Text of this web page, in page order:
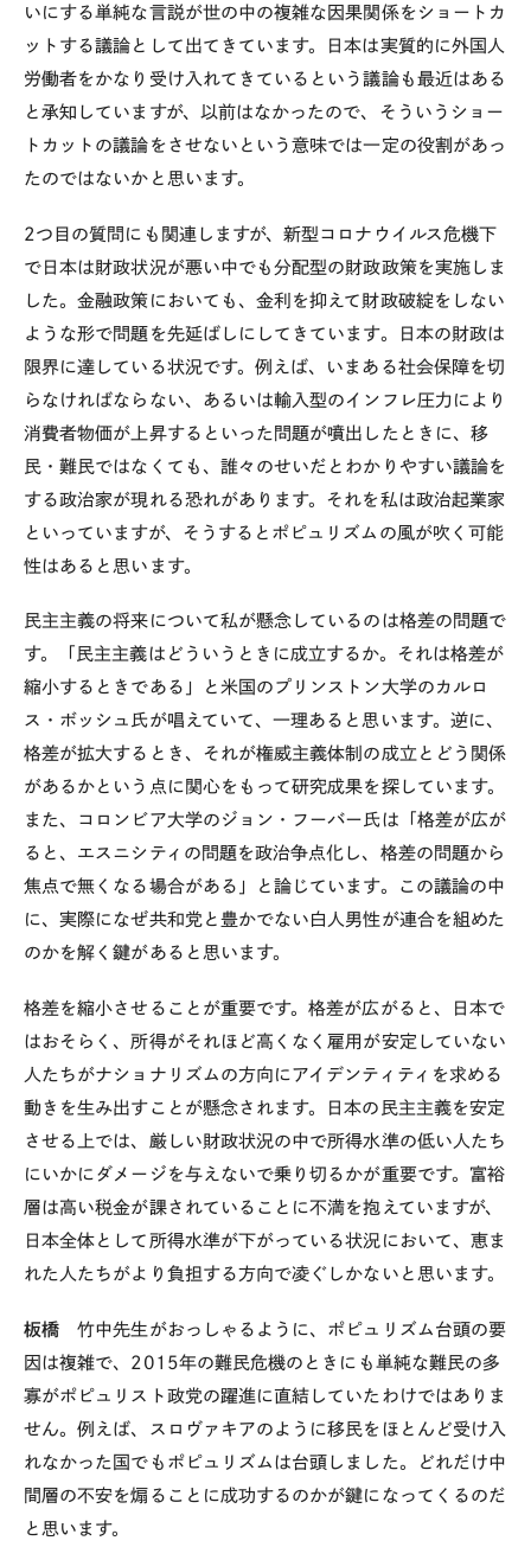
いにする単純な言説が世の中の複雑な因果関係をショートカ
ットする議論として出てきています。日本は実質的に外国人
労働者をかなり受け入れてきているという議論も最近はある
と承知していますが、以前はなかったので、そういうショー
トカットの議論をさせないという意味では一定の役割があっ
たのではないかと思います。
2 つ目の質問にも関連しますが、新型コロナウイルス危機下
で日本は財政状況が悪い中でも分配型の財政政策を実施しま
した。金融政策においても、金利を抑えて財政破綻をしない
ような形で問題を先延ばしにしてきています。日本の財政は
限界に達している状況です。例えば、いまある社会保障を切
らなければならない、あるいは輸入型のインフレ圧力により
消費者物価が上昇するといった問題が噴出したときに、移
民・難民ではなくても、誰々のせいだとわかりやすい議論を
する政治家が現れる恐れがあります。それを私は政治起業家
といっていますが、そうするとポピュリズムの風が吹く可能
性はあると思います。
民主主義の将来について私が懸念しているのは格差の問題で
す。「民主主義はどういうときに成立するか。それは格差が
縮小するときである」と米国のプリンストン大学のカルロ
ス・ボッシュ氏が唱えていて、一理あると思います。逆に、
格差が拡大するとき、それが権威主義体制の成立とどう関係
があるかという点に関心をもって研究成果を探しています。
また、コロンビア大学のジョン・フーバー氏は「格差が広が
ると、エスニシティの問題を政治争点化し、格差の問題から
焦点で無くなる場合がある」と論じています。この議論の中
に、実際になぜ共和党と豊かでない白人男性が連合を組めた
のかを解く鍵があると思います。
格差を縮小させることが重要です。格差が広がると、日本で
はおそらく、所得がそれほど高くなく雇用が安定していない
人たちがナショナリズムの方向にアイデンティティを求める
動きを生み出すことが懸念されます。日本の民主主義を安定
させる上では、厳しい財政状況の中で所得水準の低い人たち
にいかにダメージを与えないで乗り切るかが重要です。富裕
層は高い税金が課されていることに不満を抱えていますが、
日本全体として所得水準が下がっている状況において、恵ま
れた人たちがより負担する方向で凌ぐしかないと思います。
板橋 竹中先生がおっしゃるように、ポピュリズム台頭の要
因は複雑で、 2015年の難民危機のときにも単純な難民の多
寡がポピュリスト政党の躍進に直結していたわけではありま
せん。例えば、スロヴァキアのように移民をほとんど受け入
れなかった国でもポピュリズムは台頭しました。どれだけ中
間層の不安を煽ることに成功するのかが鍵になってくるのだ
と思います。